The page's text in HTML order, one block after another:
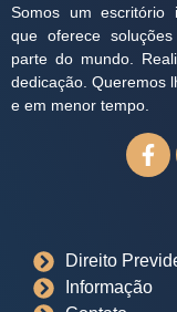
Somos um escritório
que oferece
parte do mundo.
dedicação. Queremos
e em menor tempo.
Direito
Informação